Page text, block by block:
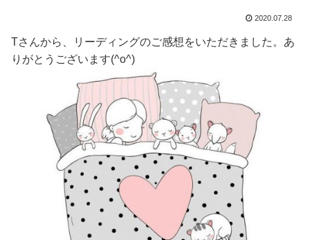
2020.07.28
Tさんから、リーディングのご感想をいただきました。あ
りがとうございます(^o^)